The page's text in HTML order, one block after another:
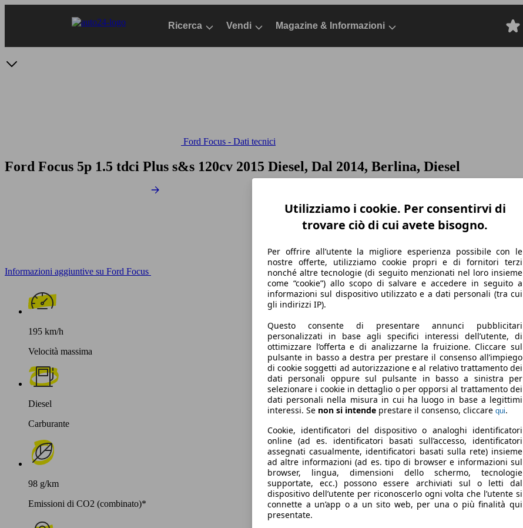
Ricerca Vendi Magazine & Informazioni
Ford Focus - Dati tecnici
Ford Focus 5p 1.5 tdci Plus s&s 120cv 2015 Diesel, Dal 2014, Berlina, Diesel
Informazioni aggiuntive su Ford Focus
195 km/h
Velocità massima
Diesel
Carburante
98 g/km
Emissioni di CO2 (combinato)*
Utilizziamo i cookie. Per consentirvi di
trovare ciò di cui avete bisogno.
Per offrire all’utente la migliore esperienza possibile con le
nostre offerte, utilizziamo cookie propri e di fornitori terzi
nonché altre tecnologie (di seguito menzionati nel loro insieme
come “cookie”) allo scopo di salvare e accedere in seguito a
informazioni sul dispositivo utilizzato e a dati personali (tra cui
gli indirizzi IP).
Questo consente di presentare annunci pubblicitari
personalizzati in base agli specifici interessi dell’utente, di
ottimizzare l’offerta e di analizzarne la fruizione. Cliccare sul
pulsante in basso a destra per prestare il consenso all’impiego
di cookie soggetti ad autorizzazione e al relativo trattamento dei
dati personali oppure sul pulsante in basso a sinistra per
selezionare i cookie in dettaglio o per opporsi al trattamento dei
dati personali nella misura in cui ha luogo in base a legittimi
interessi. Se non si intende prestare il consenso, cliccare qui.
Cookie, identificatori del dispositivo o analoghi identificatori
online (ad es. identificatori basati sull’accesso, identificatori
assegnati casualmente, identificatori basati sulla rete) insieme
ad altre informazioni (ad es. tipo di browser e informazioni sul
browser, lingua, dimensioni dello schermo, tecnologie
supportate, ecc.) possono essere archiviati sul o letti dal
dispositivo dell’utente per riconoscerlo ogni volta che l’utente si
connette a un’app o a un sito web, per una o più finalità qui
presentate.